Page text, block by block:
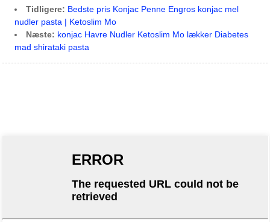
Tidligere: Bedste pris Konjac Penne Engros konjac mel
nudler pasta | Ketoslim Mo
Næste: konjac Havre Nudler Ketoslim Mo lækker Diabetes
mad shirataki pasta